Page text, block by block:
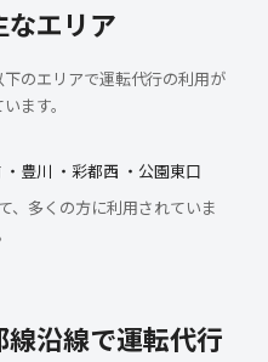
なエリア
のエリアで運転代行の利用が
ます。
豊川 ・彩都西 ・公園東口
、多くの方に利用されていま
沿線で運転代行